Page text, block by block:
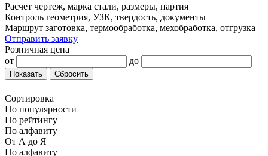
Расчет чертеж, марка стали, размеры, партия
Контроль геометрия, УЗК, твердость, документы
Маршрут заготовка, термообработка, мехобработка, отгрузка
Отправить заявку
Розничная цена
от
до
Показать Сбросить
Сортировка
По популярности
По рейтингу
По алфавиту
От А до Я
По алфавиту